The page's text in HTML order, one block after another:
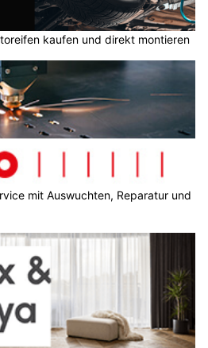
kaufen und direkt montieren
mit Auswuchten, Reparatur und